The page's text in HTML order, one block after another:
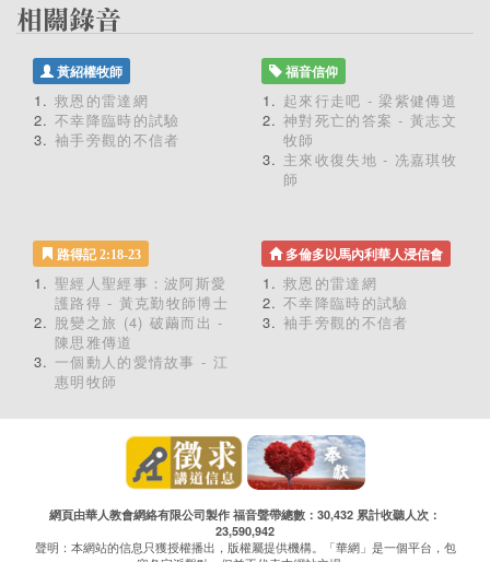
黃紹權牧師
救恩的雷達網
不幸降臨時的試驗
袖手旁觀的不信者
福音信仰
起來行走吧 - 梁紫健傳道
神對死亡的答案 - 黃志文
牧師
主來收復失地 - 冼嘉琪牧
師
路得記 2:18-23
聖經人聖經事：波阿斯愛
護路得 - 黃克勤牧師博士
脫變之旅 (4) 破繭而出 -
陳思雅傳道
一個動人的愛情故事 - 江
惠明牧師
多倫多以馬內利華人浸信會
救恩的雷達網
不幸降臨時的試驗
袖手旁觀的不信者
網頁由華人教會網絡有限公司製作 福音聲帶總數：30,432 累計收聽人次：
23,590,942
聲明：本網站的信息只獲授權播出，版權屬提供機構。「華網」是一個平台，包